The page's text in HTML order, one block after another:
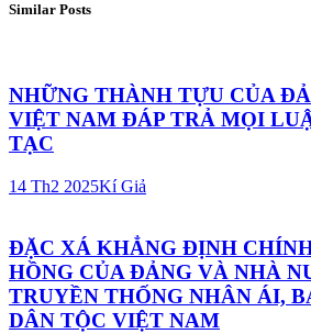
Similar Posts
NHỮNG THÀNH TỰU CỦA
VIỆT NAM ĐÁP TRẢ MỌI
TẠC
14 Th2 2025Kí Giả
ĐẶC XÁ KHẲNG ĐỊNH
HỒNG CỦA ĐẢNG VÀ NHÀ
TRUYỀN THỐNG NHÂN ÁI,
DÂN TỘC VIỆT NAM